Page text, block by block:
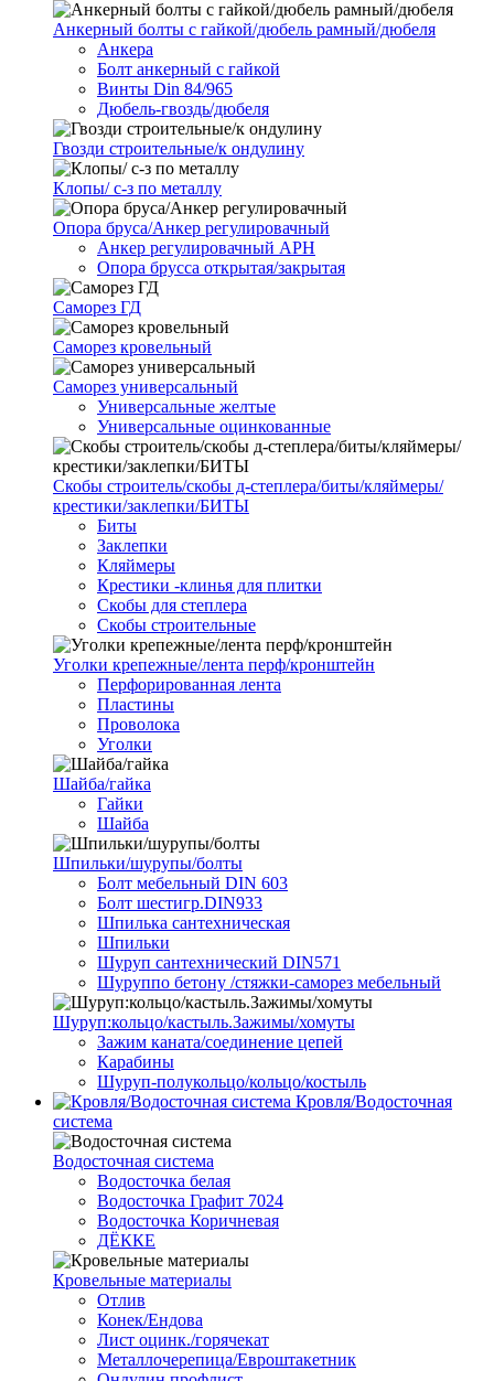
Анкерный болты с гайкой/дюбель рамный/дюбеля
Анкера
Болт анкерный с гайкой
Винты Din 84/965
Дюбель-гвоздь/дюбеля
Гвозди строительные/к ондулину
Клопы/ с-з по металлу
Опора бруса/Анкер регулировачный
Анкер регулировачный АРН
Опора брусса открытая/закрытая
Саморез ГД
Саморез кровельный
Саморез универсальный
Универсальные желтые
Универсальные оцинкованные
Скобы строитель/скобы д-степлера/биты/кляймеры/
крестики/заклепки/БИТЫ
Биты
Заклепки
Кляймеры
Крестики -клинья для плитки
Скобы для степлера
Скобы строительные
Уголки крепежные/лента перф/кронштейн
Перфорированная лента
Пластины
Проволока
Уголки
Шайба/гайка
Гайки
Шайба
Шпильки/шурупы/болты
Болт мебельный DIN 603
Болт шестигр.DIN933
Шпилька сантехническая
Шпильки
Шуруп сантехнический DIN571
Шуруппо бетону /стяжки-саморез мебельный
Шуруп:кольцо/кастыль.Зажимы/хомуты
Зажим каната/соединение цепей
Карабины
Шуруп-полукольцо/кольцо/костыль
Кровля/Водосточная
система
Водосточная система
Водосточка белая
Водосточка Графит 7024
Водосточка Коричневая
ДЁККЕ
Кровельные материалы
Отлив
Конек/Ендова
Лист оцинк./горячекат
Металлочерепица/Евроштакетник